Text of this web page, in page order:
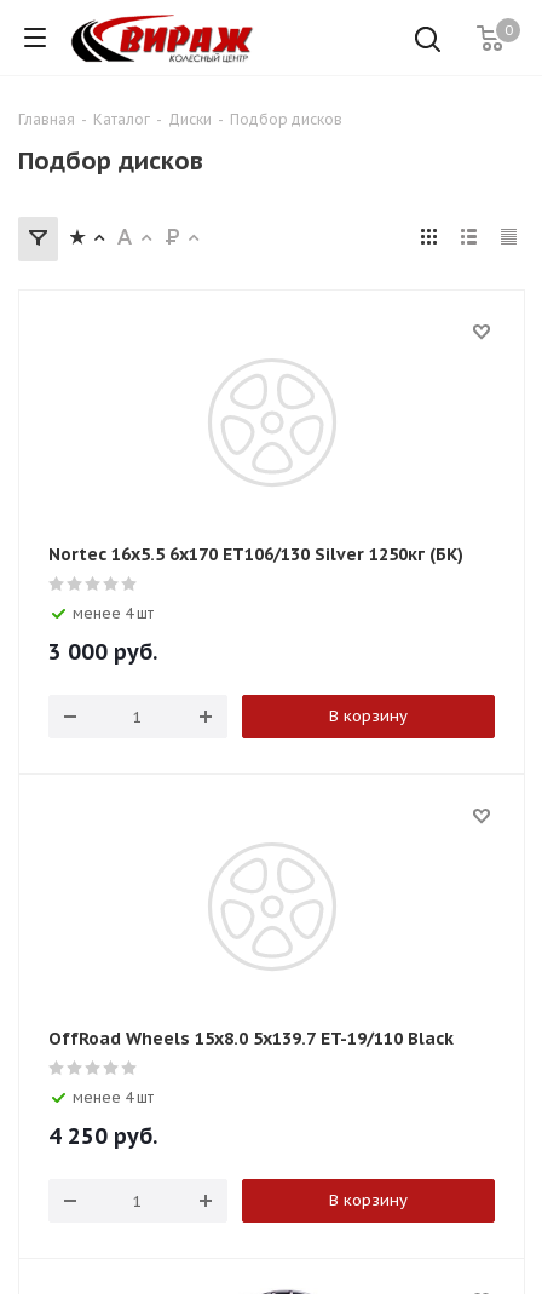
0
Главная - Каталог - Диски - Подбор дисков
Подбор дисков
Nortec 16x5.5 6x170 ET106/130 Silver 1250кг (БК)
менее 4 шт
3 000 руб.
В корзину
OffRoad Wheels 15x8.0 5x139.7 ET-19/110 Black
менее 4 шт
4 250 руб.
В корзину